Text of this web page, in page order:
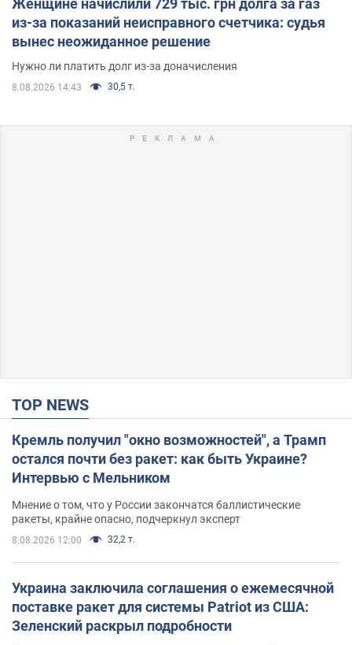
Женщине начислили 729 тыс. грн долга за газ
из-за показаний неисправного счетчика: судья
вынес неожиданное решение
Нужно ли платить долг из-за доначисления
8.08.2026 14:43 30,5 т.
TOP NEWS
Кремль получил "окно возможностей", а Трамп
остался почти без ракет: как быть Украине?
Интервью с Мельником
Мнение о том, что у России закончатся баллистические
ракеты, крайне опасно, подчеркнул эксперт
8.08.2026 12:00 32,2 т.
Украина заключила соглашения о ежемесячной
поставке ракет для системы Patriot из США:
Зеленский раскрыл подробности